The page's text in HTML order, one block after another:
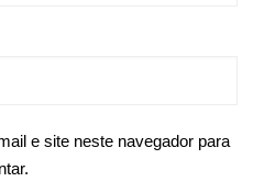
e site neste navegador para